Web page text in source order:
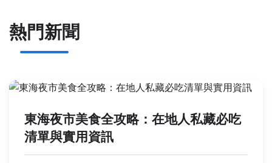
熱門新聞
東海夜市美食全攻略：在地人私藏必吃
清單與實用資訊